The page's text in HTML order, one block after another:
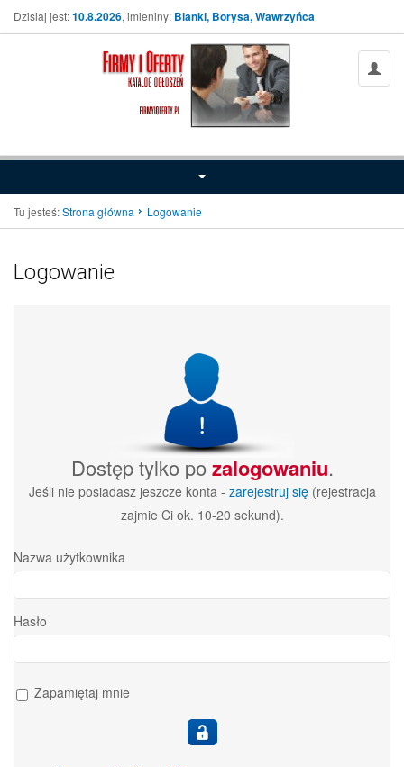
Dzisiaj jest:10.8.2026, imieniny: Bianki, Borysa, Wawrzyńca
Tu jesteś:Strona główna Logowanie
Logowanie
Dostęp tylko pozalogowaniu.
Jeśli nie posiadasz jeszcze konta - zarejestruj się(rejestracja
zajmie Ci ok. 10-20 sekund).
Nazwa użytkownika
Hasło
Zapamiętaj mnie